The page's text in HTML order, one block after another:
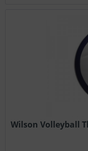
Wilson Volleyball